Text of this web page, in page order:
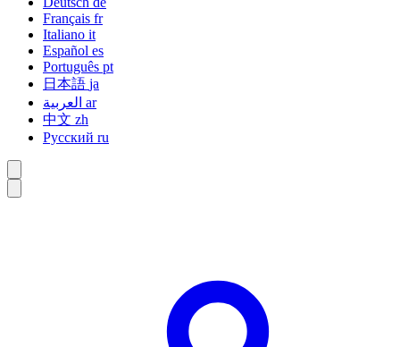
Français fr
Italiano it
Español es
Português pt
日本語 ja
ar
中文 zh
Русский ru